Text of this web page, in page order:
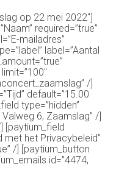
op 22 mei 2022″]
required=”true”
mailadres”
label=”Aantal
/]
default=”15.00
type=”hidden”
Valweg 6, Zaamslag” /]
[paytium_field
met het Privacybeleid”
/] [paytium_button
id=”4474,